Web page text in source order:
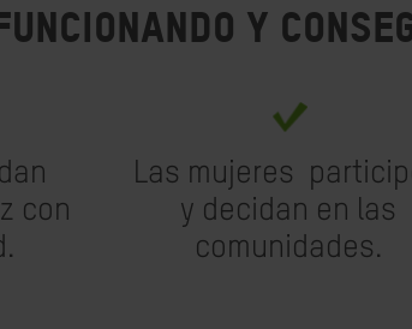
y
con
Las mujeres
y decidan en las
comunidades.